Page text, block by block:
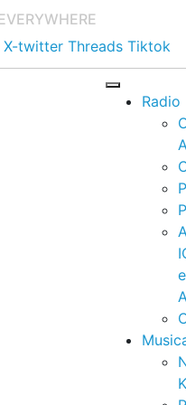
X-twitter Threads Tiktok
Radio
e